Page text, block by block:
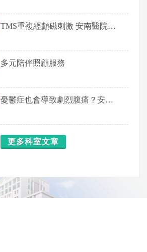
TMS重複經顱磁刺激 安南醫院攜手國際專家 邁向南部精神醫療新里程碑
多元陪伴照顧服務
憂鬱症也會導致劇烈腹痛？安南醫院新儀器CES助患者重拾活力
更多科室文章